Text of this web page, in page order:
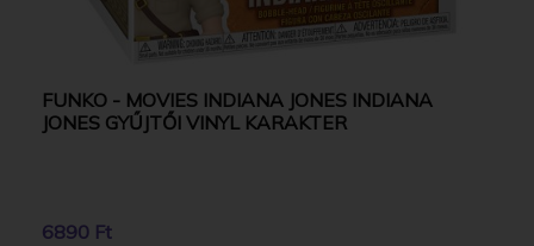
FUNKO - MOVIES INDIANA JONES INDIANA
JONES GYŰJTŐI VINYL KARAKTER
6890 Ft